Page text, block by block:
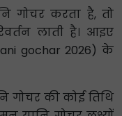
गोचर करता है, तो
लाती है। आइए
gochar 2026) के
गोचर की कोई तिथि